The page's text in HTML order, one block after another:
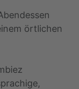
örtlichen